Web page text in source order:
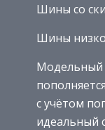
Шины со
Шины
Модельный
с учётом
идеальный